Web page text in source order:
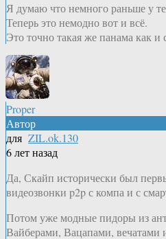
Я думаю что немного раньше у
Теперь это немодно вот и всё.
Это точно такая же панама как
Proper
Автор
для ZIL.ok.130
6 лет назад
Да, Скайп исторически был
видеозвонки p2p с компа и с
Потом уже модные пидоры из
Вайберами, Вацапами, вечатами